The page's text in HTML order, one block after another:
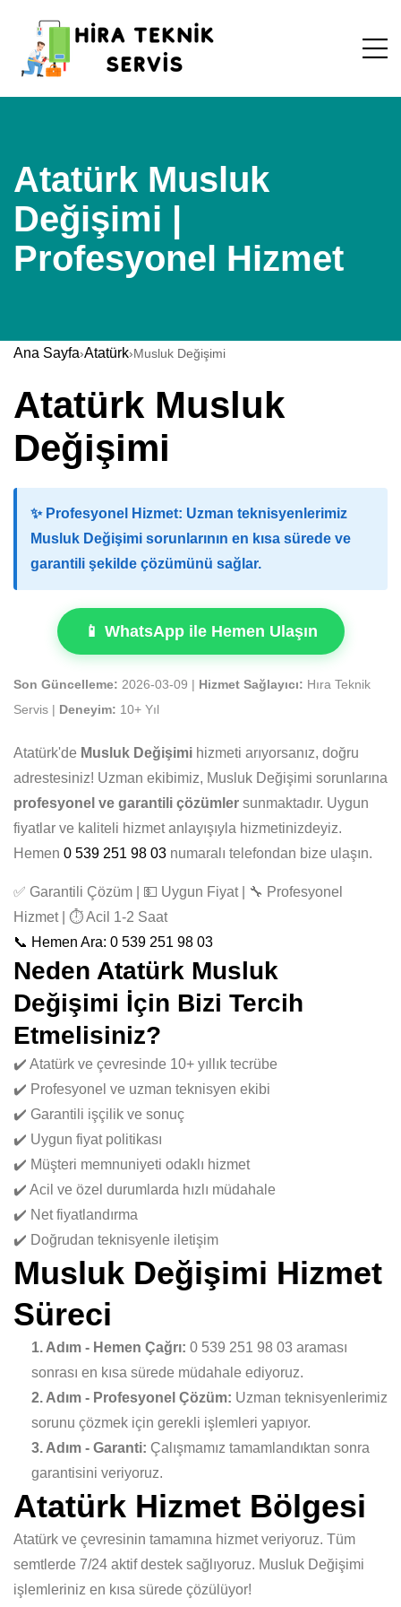
Atatürk Musluk
Değişimi |
Profesyonel Hizmet
Ana Sayfa›Atatürk›Musluk Değişimi
Atatürk Musluk
Değişimi
✨ Profesyonel Hizmet: Uzman teknisyenlerimiz
Musluk Değişimi sorunlarının en kısa sürede ve
garantili şekilde çözümünü sağlar.
📱 WhatsApp ile Hemen Ulaşın
Son Güncelleme: 2026-03-09 | Hizmet Sağlayıcı: Hıra Teknik
Servis |
Deneyim: 10+ Yıl
Atatürk'de Musluk Değişimi hizmeti arıyorsanız, doğru
adrestesiniz! Uzman ekibimiz, Musluk Değişimi sorunlarına
profesyonel ve garantili çözümler sunmaktadır. Uygun
fiyatlar ve kaliteli hizmet anlayışıyla hizmetinizdeyiz.
Hemen 0 539 251 98 03 numaralı telefondan bize ulaşın.
✅ Garantili Çözüm | 💵 Uygun Fiyat | 🔧 Profesyonel
Hizmet | ⏱️ Acil 1-2 Saat
📞 Hemen Ara: 0 539 251 98 03
Neden Atatürk Musluk
Değişimi İçin Bizi Tercih
Etmelisiniz?
✔️ Atatürk ve çevresinde 10+ yıllık tecrübe
✔️ Profesyonel ve uzman teknisyen ekibi
✔️ Garantili işçilik ve sonuç
✔️ Uygun fiyat politikası
✔️ Müşteri memnuniyeti odaklı hizmet
✔️ Acil ve özel durumlarda hızlı müdahale
✔️ Net fiyatlandırma
✔️ Doğrudan teknisyenle iletişim
Musluk Değişimi Hizmet
Süreci
1. Adım - Hemen Çağrı: 0 539 251 98 03 araması
sonrası en kısa sürede müdahale ediyoruz.
2. Adım - Profesyonel Çözüm: Uzman teknisyenlerimiz
sorunu çözmek için gerekli işlemleri yapıyor.
3. Adım - Garanti: Çalışmamız tamamlandıktan sonra
garantisini veriyoruz.
Atatürk Hizmet Bölgesi
Atatürk ve çevresinin tamamına hizmet veriyoruz. Tüm
semtlerde 7/24 aktif destek sağlıyoruz. Musluk Değişimi
işlemleriniz en kısa sürede çözülüyor!